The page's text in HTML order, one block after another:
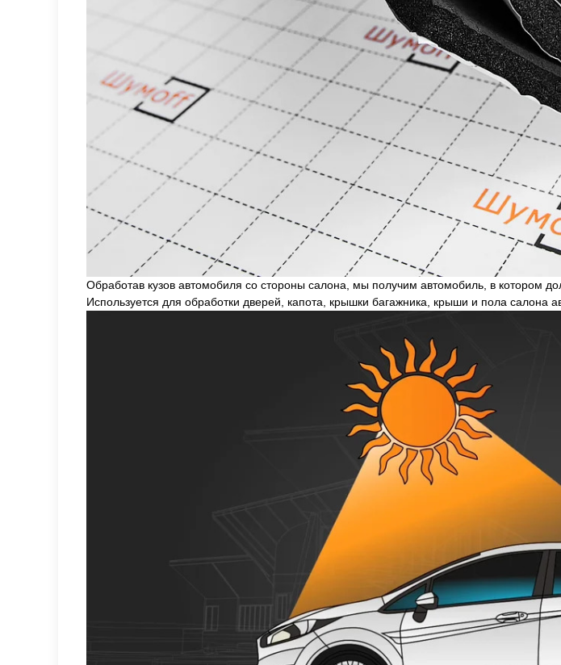
Обработав кузов автомобиля со стороны салона, мы получим автомобиль, в котором
Используется для обработки дверей, капота, крышки багажника, крыши и пола салона